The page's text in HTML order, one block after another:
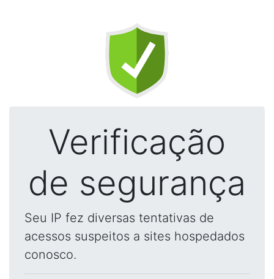
Verificação
de segurança
Seu IP fez diversas tentativas de
acessos suspeitos a sites hospedados
conosco.